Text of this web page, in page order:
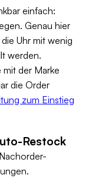
einfach:
Genau hier
Uhr mit wenig
werden.
mit der Marke
die Order
zum Einstieg
Restock